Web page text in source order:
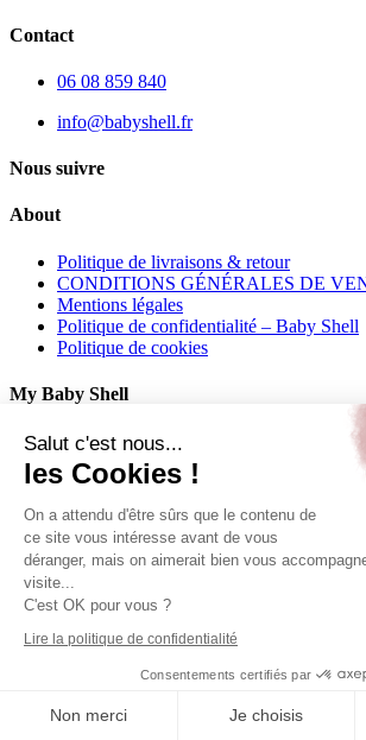
Contact
06 08 859 840
info@babyshell.fr
Nous suivre
About
Politique de livraisons & retour
CONDITIONS GÉNÉRALES DE
Mentions légales
Politique de confidentialité – Baby Shell
Politique de cookies
My Baby Shell
Mon compte
Mes commandes
Mes adresses
Contact
06 62 27 22 01
info@babyshell.fr
Copyright 2024 Baby Shell | Powered by WP &
Salut c'est nous...
les Cookies !
On a attendu d'être sûrs que le contenu de
ce site vous intéresse avant de vous
déranger, mais on aimerait bien vous
visite...
C'est OK pour vous ?
Lire la politique de confidentialité
Consentements certifiés par
Non merci Je choisis